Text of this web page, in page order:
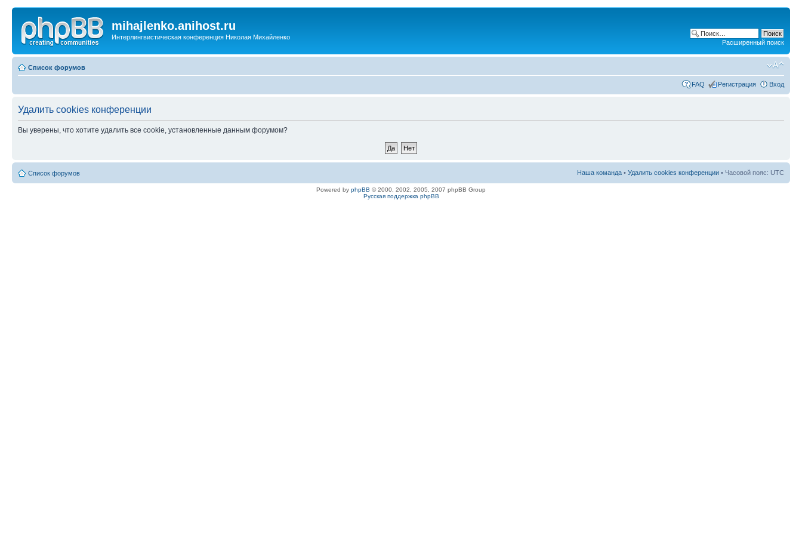
mihajlenko.anihost.ru
Интерлингвистическая конференция Николая Михайленко
Расширенный поиск
Список форумов
FAQ Регистрация Вход
Удалить cookies конференции
Вы уверены, что хотите удалить все cookie, установленные данным форумом?
Список форумов Наша команда • Удалить cookies конференции • Часовой пояс: UTC
Powered by phpBB © 2000, 2002, 2005, 2007 phpBB Group
Русская поддержка phpBB